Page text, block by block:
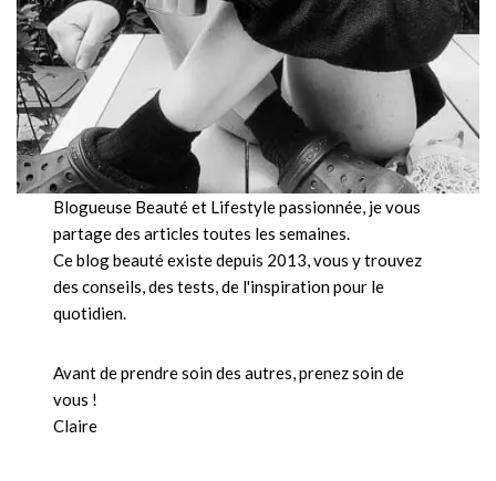
Blogueuse Beauté et Lifestyle passionnée, je vous
partage des articles toutes les semaines.
Ce blog beauté existe depuis 2013, vous y trouvez
des conseils, des tests, de l'inspiration pour le
quotidien.
Avant de prendre soin des autres, prenez soin de
vous !
Claire